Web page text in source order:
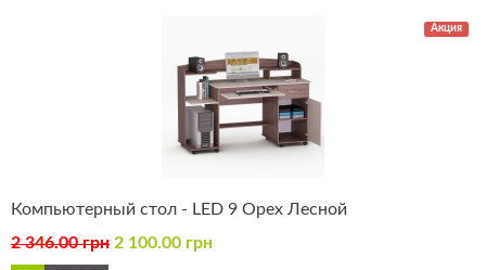
Акция
Компьютерный стол - LED 9 Орех Лесной
2 346.00 грн 2 100.00 грн